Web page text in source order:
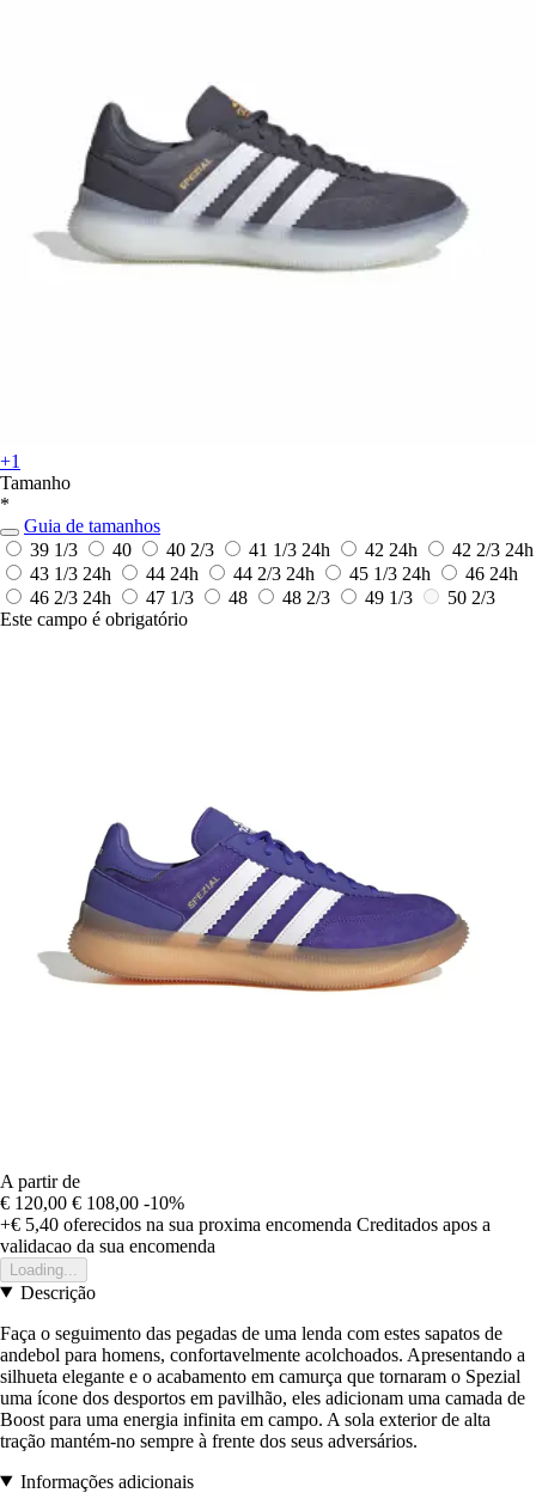
+1
Tamanho
*
Guia de tamanhos
39 1/3
40 40 2/3 41 1/3 24h 42 24h 42 2/3 24h
43 1/3 24h 44 24h 44 2/3 24h 45 1/3 24h 46 24h
46 2/3 24h 47 1/3 48 48 2/3 49 1/3
50 2/3
Este campo é obrigatório
A partir de
€ 120,00 € 108,00 -10%
+€ 5,40 oferecidos na sua proxima encomenda Creditados apos a
validacao da sua encomenda
Loading...
Descrição
Faça o seguimento das pegadas de uma lenda com estes sapatos de
andebol para homens, confortavelmente acolchoados. Apresentando a
silhueta elegante e o acabamento em camurça que tornaram o Spezial
uma ícone dos desportos em pavilhão, eles adicionam uma camada de
Boost para uma energia infinita em campo. A sola exterior de alta
tração mantém-no sempre à frente dos seus adversários.
Informações adicionais